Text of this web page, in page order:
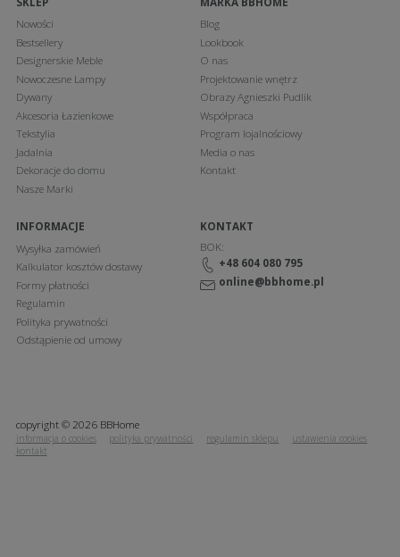
Nowości
Bestsellery
Designerskie Meble
Nowoczesne Lampy
Dywany
Akcesoria Łazienkowe
Tekstylia
Jadalnia
Dekoracje do domu
Nasze Marki
Blog
Lookbook
O nas
Projektowanie wnętrz
Obrazy Agnieszki Pudlik
Współpraca
Program lojalnościowy
Media o nas
Kontakt
INFORMACJE
Wysyłka zamówień
Kalkulator kosztów dostawy
Formy płatności
Regulamin
Polityka prywatności
Odstąpienie od umowy
KONTAKT
BOK:
+48 604 080 795
online@bbhome.pl
copyright © 2026 BBHome
informacja o cookies polityka prywatności regulamin sklepu
ustawienia cookies
kontakt